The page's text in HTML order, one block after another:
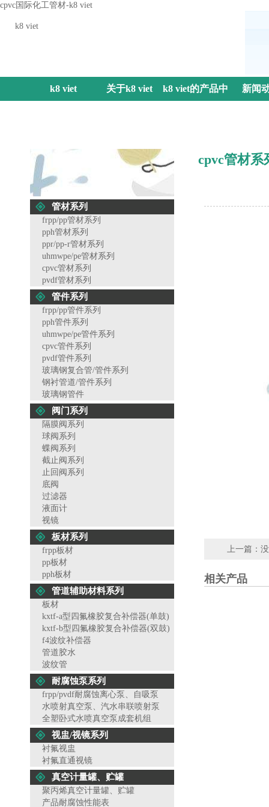
cpvc国际化工管材-k8 viet
k8 viet
k8 viet 关于k8 viet k8 viet的产品中 新闻
管材系列
frpp/pp管材系列
pph管材系列
ppr/pp-r管材系列
uhmwpe/pe管材系列
cpvc管材系列
pvdf管材系列
管件系列
frpp/pp管件系列
pph管件系列
uhmwpe/pe管件系列
cpvc管件系列
pvdf管件系列
玻璃钢复合管/管件系列
钢衬管道/管件系列
玻璃钢管件
阀门系列
隔膜阀系列
球阀系列
蝶阀系列
截止阀系列
止回阀系列
底阀
过滤器
液面计
视镜
板材系列
frpp板材
pp板材
pph板材
管道辅助材料系列
板材
kxtf-a型四氟橡胶复合补偿器(单鼓)
kxtf-b型四氟橡胶复合补偿器(双鼓)
f4波纹补偿器
管道胶水
波纹管
耐腐蚀泵系列
frpp/pvdf耐腐蚀离心泵、自吸泵
水喷射真空泵、汽水串联喷射泵
全塑卧式水喷真空泵成套机组
视盅/视镜系列
衬氟视盅
衬氟直通视镜
真空计量罐、贮罐
聚丙烯真空计量罐、贮罐
产品耐腐蚀性能表
cpvc管材系
上一篇：
相关产品